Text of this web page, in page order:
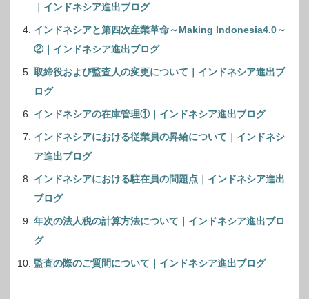
｜インドネシア進出ブログ
インドネシアと第四次産業革命～Making Indonesia4.0～
②｜インドネシア進出ブログ
取締役および監査人の変更について｜インドネシア進出ブ
ログ
インドネシアの在庫管理①｜インドネシア進出ブログ
インドネシアにおける従業員の昇給について｜インドネシ
ア進出ブログ
インドネシアにおける駐在員の問題点｜インドネシア進出
ブログ
年次の法人税の計算方法について｜インドネシア進出ブロ
グ
監査の際のご質問について｜インドネシア進出ブログ